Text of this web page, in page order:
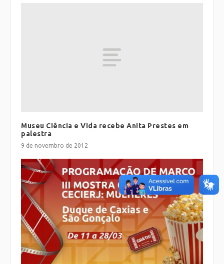
Museu Ciência e Vida recebe Anita Prestes em
palestra
9 de novembro de 2012